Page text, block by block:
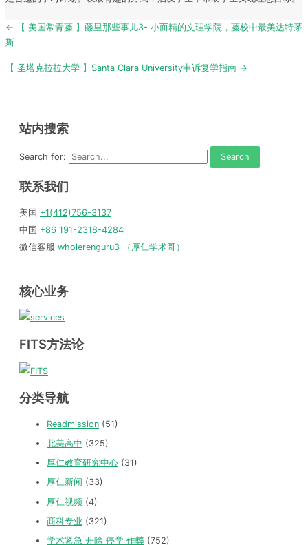
Post
navigation
← 【 美国常青藤 】藤里那些事儿3- 小而精的文理学院，藤校中最美达特茅
斯
【 圣塔克拉拉大学 】Santa Clara University申诉复学指南 →
站内搜索
Search for:
联系我们
美国 +1(412)756-3137
中国 +86 191-2318-4284
微信客服 wholerenguru3 （厚仁学术哥）
核心业务
FITS方法论
分类导航
Readmission (51)
北美高中 (325)
厚仁教育研究中心 (31)
厚仁新闻 (33)
厚仁视频 (4)
商科专业 (321)
学术紧急 开除 停学 作弊 (752)